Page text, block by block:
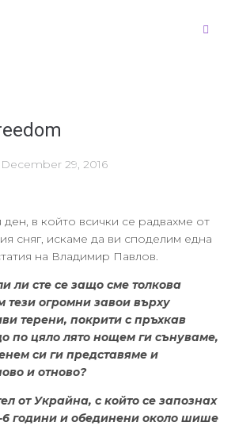
December 29, 2016
в който всички се радвахме от
сняг, искаме да ви споделим една
на Владимир Павлов.
ли сте се защо сме толкова
тези огромни завои върху
терени, покрити с пръхкав
по цяло лято нощем ги сънуваме,
си ги представяме и
и отново?
от Украйна, с който се запознах
6 години и обединени около шише